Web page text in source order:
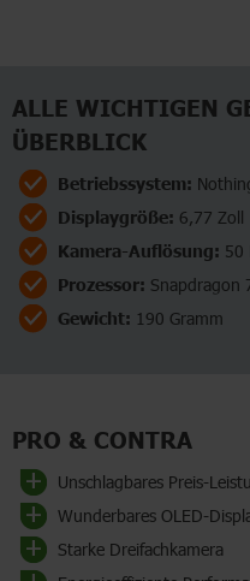
ALLE WICHTIGEN
ÜBERBLICK
Betriebssystem:
Displaygröße: 6,77
Kamera-Auflösung: 50
Prozessor: Snapdragon
Gewicht: 190 Gramm
PRO & CONTRA
Unschlagbares Preis-
Wunderbares OLED-
Starke Dreifachkamera